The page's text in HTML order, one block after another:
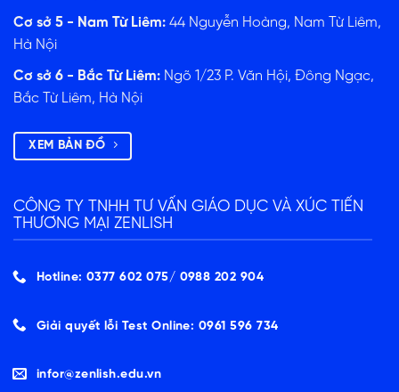
Cơ sở 5 - Nam Từ Liêm: 44 Nguyễn Hoàng, Nam Từ Liêm,
Hà Nội
Cơ sở 6 - Bắc Từ Liêm: Ngõ 1/23 P. Văn Hội, Đông Ngạc,
Bắc Từ Liêm, Hà Nội
XEM BẢN ĐỒ
CÔNG TY TNHH TƯ VẤN GIÁO DỤC VÀ XÚC TIẾN
THƯƠNG MẠI ZENLISH
Hotline: 0377 602 075/ ‭0988 202 904‬
Giải quyết lỗi Test Online: 0961 596 734
infor@zenlish.edu.vn